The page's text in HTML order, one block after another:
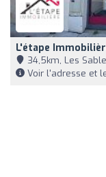
L'étape
34,5km, Les
Voir l'adresse et